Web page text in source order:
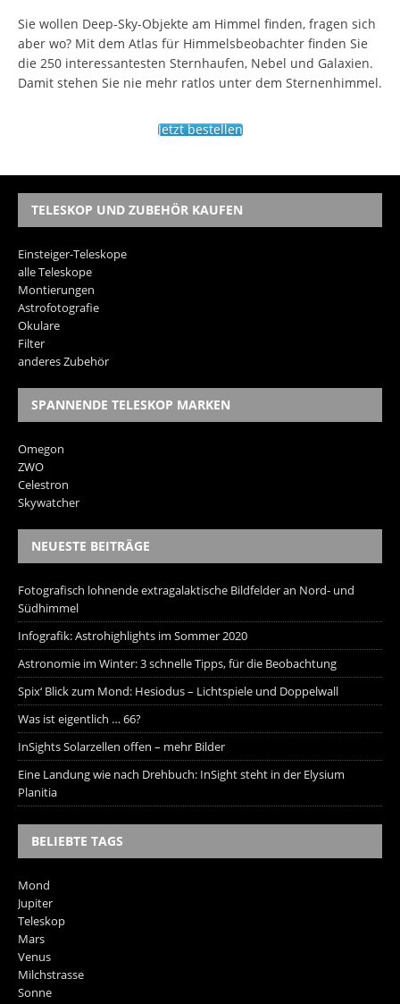
Sie wollen Deep-Sky-Objekte am Himmel finden, fragen sich
aber wo? Mit dem Atlas für Himmelsbeobachter finden Sie
die 250 interessantesten Sternhaufen, Nebel und Galaxien.
Damit stehen Sie nie mehr ratlos unter dem Sternenhimmel.
Jetzt bestellen
TELESKOP UND ZUBEHÖR KAUFEN
Einsteiger-Teleskope
alle Teleskope
Montierungen
Astrofotografie
Okulare
Filter
anderes Zubehör
SPANNENDE TELESKOP MARKEN
Omegon
ZWO
Celestron
Skywatcher
NEUESTE BEITRÄGE
Fotografisch lohnende extragalaktische Bildfelder an Nord- und
Südhimmel
Infografik: Astrohighlights im Sommer 2020
Astronomie im Winter: 3 schnelle Tipps, für die Beobachtung
Spix‘ Blick zum Mond: Hesiodus – Lichtspiele und Doppelwall
Was ist eigentlich … 66?
InSights Solarzellen offen – mehr Bilder
Eine Landung wie nach Drehbuch: InSight steht in der Elysium
Planitia
BELIEBTE TAGS
Mond
Jupiter
Teleskop
Mars
Venus
Milchstrasse
Sonne